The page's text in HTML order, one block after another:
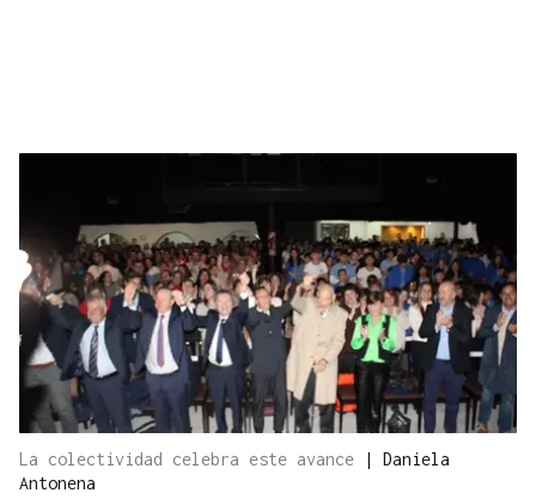
La colectividad celebra este avance | Daniela
Antonena